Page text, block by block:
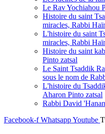
Le Rav Yochiahou
Histoire du saint
miracles, Rabbi
L'histoire du saint
miracles, Rabbi
Histoire du saint
Pinto zatsal
Le Saint Tsaddik
sous le nom de
L'histoire du
Aharon Pinto zatsal
Rabbi David
Facebook-f WhatsappYoutube